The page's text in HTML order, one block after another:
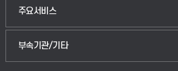
산업대학원
공공정책대학원
주요서비스
입학안내
웹메일
부속기관/기타
중앙도서관